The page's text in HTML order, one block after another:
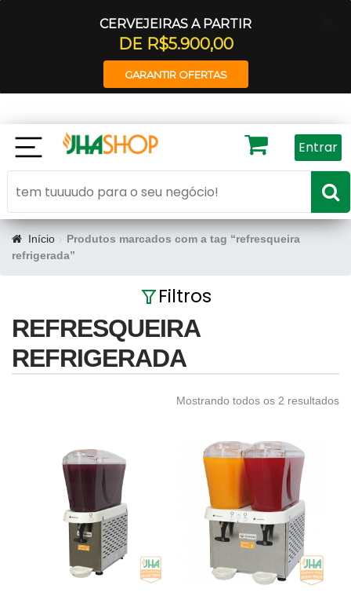
CERVEJEIRAS A PARTIR
DE R$5.900,00
GARANTIR OFERTAS
Entrar
Início
Produtos marcados com a tag “refresqueira
refrigerada”
Filtros
REFRESQUEIRA
REFRIGERADA
Mostrando todos os 2 resultados